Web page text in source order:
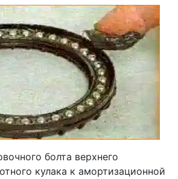
болта верхнего
кулака к амортизационной